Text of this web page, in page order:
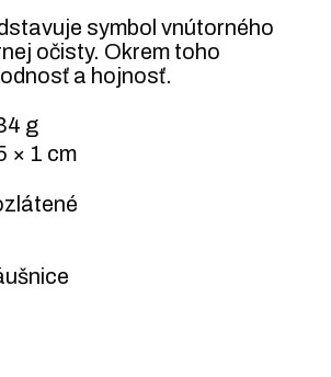
symbol vnútorného
očisty. Okrem toho
a hojnosť.
g
× 1 cm